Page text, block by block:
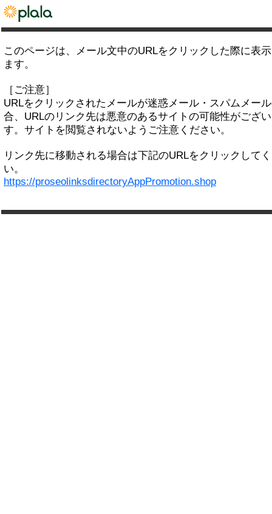
このページは、メール文中のURLをクリックした際に表
ます。
［ご注意］
URLをクリックされたメールが迷惑メール・スパムメー
合、URLのリンク先は悪意のあるサイトの可能性がござ
す。サイトを閲覧されないようご注意ください。
リンク先に移動される場合は下記のURLをクリックして
い。
https://proseolinksdirectoryAppPromotion.shop